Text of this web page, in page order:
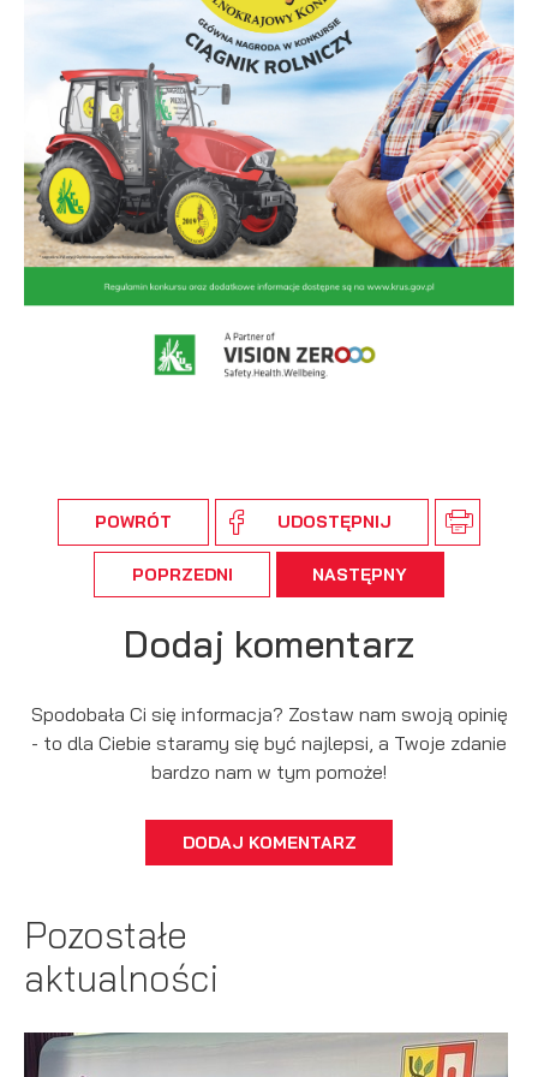
POWRÓT UDOSTĘPNIJ
POPRZEDNI NASTĘPNY
Dodaj komentarz
Spodobała Ci się informacja? Zostaw nam swoją opinię
- to dla Ciebie staramy się być najlepsi, a Twoje zdanie
bardzo nam w tym pomoże!
DODAJ KOMENTARZ
Pozostałe
aktualności
podmiotów trzecich lub firm będących naszymi partnerami
oraz innych dostawców usług. Firmy te działają w charakterze
pośredników prezentujących nasze treści w postaci
wiadomości, ofert, komunikatów mediów społecznościowych.